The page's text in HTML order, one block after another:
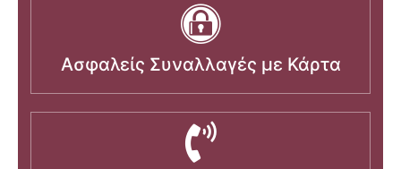
Ασφαλείς Συναλλαγές με Κάρτα